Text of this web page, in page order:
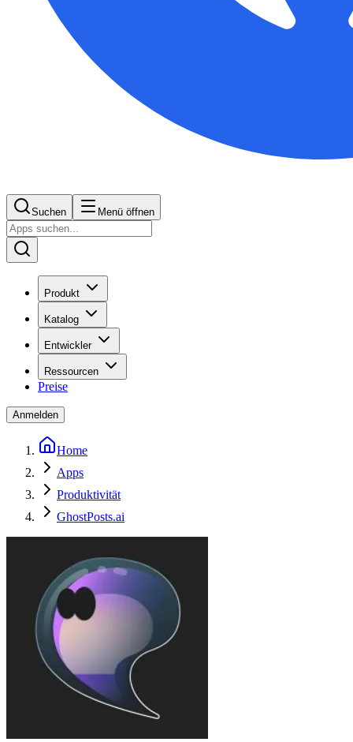
Suchen Menü öffnen
Produkt
Katalog
Entwickler
Ressourcen
Preise
Anmelden
Home
Apps
Produktivität
GhostPosts.ai